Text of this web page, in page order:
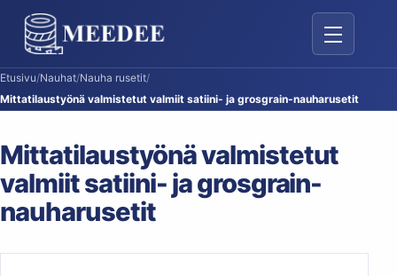
Vaihda
Etusivu/Nauhat/Nauha rusetit/
Mittatilaustyönä valmistetut valmiit satiini- ja grosgrain-nauharusetit
Mittatilaustyönä valmistetut
valmiit satiini- ja grosgrain-
nauharusetit